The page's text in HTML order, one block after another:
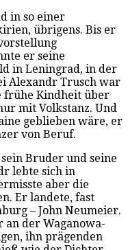
in so einer
übrigens. Bis er
er seine
in Leningrad, in der
Alexandr Trusch war
frühe Kindheit über
mit Volkstanz. Und
geblieben wäre, er
von Beruf.
Bruder und seine
lebte sich in
aber die
Er landete, fast
– John Neumeier.
der Waganowa-
ihn prägenden